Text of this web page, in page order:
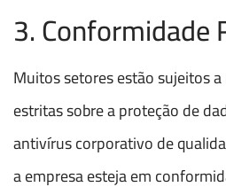
3. Conformidade
Muitos setores estão sujeitos
estritas sobre a proteção de
antivírus corporativo de
a empresa esteja em